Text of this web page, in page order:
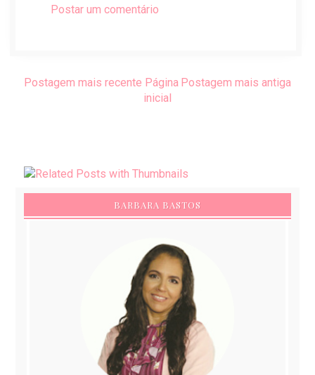
Postar um comentário
Postagem mais recente Postagem mais antiga
Página
inicial
BARBARA BASTOS